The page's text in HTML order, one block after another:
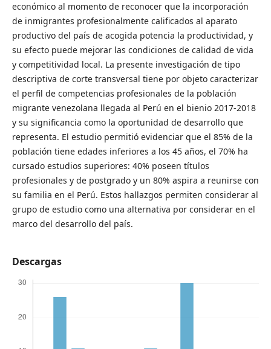
económico al momento de reconocer que la incorporación
de inmigrantes profesionalmente calificados al aparato
productivo del país de acogida potencia la productividad, y
su efecto puede mejorar las condiciones de calidad de vida
y competitividad local. La presente investigación de tipo
descriptiva de corte transversal tiene por objeto caracterizar
el perfil de competencias profesionales de la población
migrante venezolana llegada al Perú en el bienio 2017-2018
y su significancia como la oportunidad de desarrollo que
representa. El estudio permitió evidenciar que el 85% de la
población tiene edades inferiores a los 45 años, el 70% ha
cursado estudios superiores: 40% poseen títulos
profesionales y de postgrado y un 80% aspira a reunirse con
su familia en el Perú. Estos hallazgos permiten considerar al
grupo de estudio como una alternativa por considerar en el
marco del desarrollo del país.
Descargas